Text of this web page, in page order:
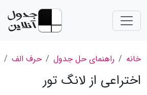
خانه راهنمای حل جدول حرف الف
اختراعی از لانگ تور